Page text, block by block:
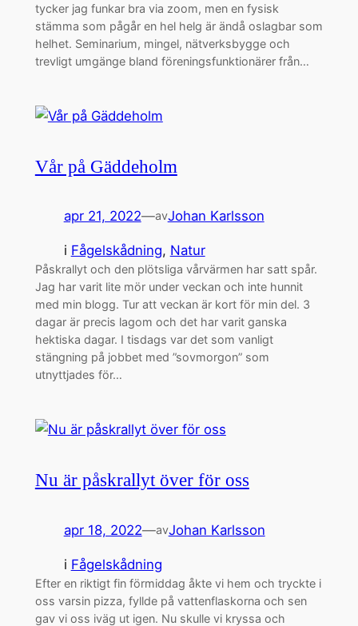
tycker jag funkar bra via zoom, men en fysisk
stämma som pågår en hel helg är ändå oslagbar som
helhet. Seminarium, mingel, nätverksbygge och
trevligt umgänge bland föreningsfunktionärer från…
Vår på Gäddeholm
apr 21, 2022—avJohan Karlsson
i Fågelskådning, Natur
Påskrallyt och den plötsliga vårvärmen har satt spår.
Jag har varit lite mör under veckan och inte hunnit
med min blogg. Tur att veckan är kort för min del. 3
dagar är precis lagom och det har varit ganska
hektiska dagar. I tisdags var det som vanligt
stängning på jobbet med ”sovmorgon” som
utnyttjades för…
Nu är påskrallyt över för oss
apr 18, 2022—avJohan Karlsson
i Fågelskådning
Efter en riktigt fin förmiddag åkte vi hem och tryckte i
oss varsin pizza, fyllde på vattenflaskorna och sen
gav vi oss iväg ut igen. Nu skulle vi kryssa och